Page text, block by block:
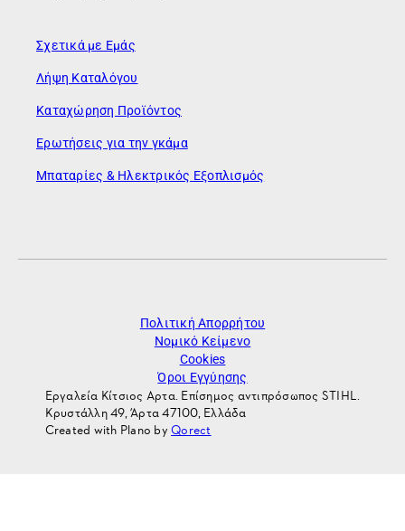
Σχετικά με Εμάς
Λήψη Καταλόγου
Καταχώρηση Προϊόντος
Ερωτήσεις για την γκάμα
Μπαταρίες & Ηλεκτρικός Εξοπλισμός
Πολιτική Απορρήτου
Νομικό Κείμενο
Cookies
Όροι Εγγύησης
Εργαλεία Κίτσιος Αρτα. Επίσημος αντιπρόσωπος STIHL.
Κρυστάλλη 49, Άρτα 47100, Ελλάδα
Created with Plano byQorect